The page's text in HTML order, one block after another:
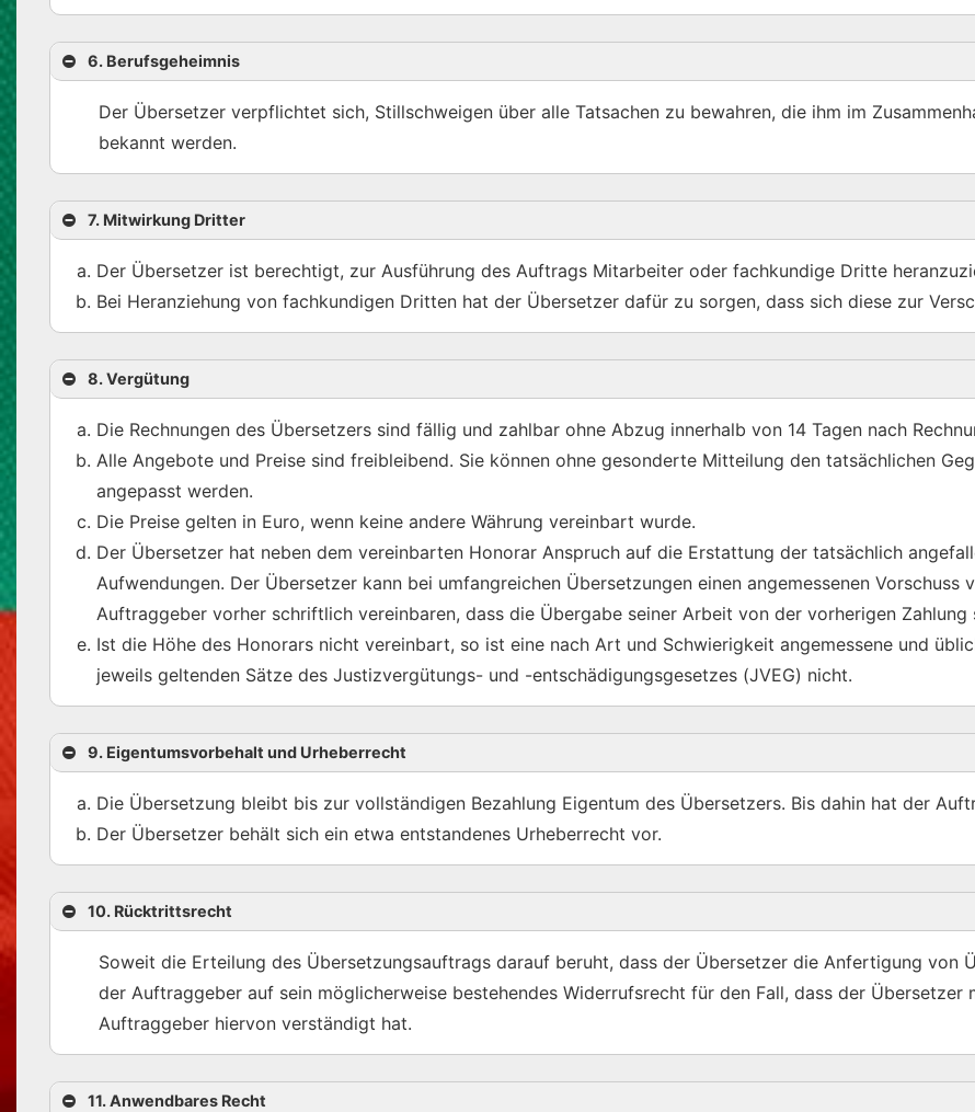
6. Berufsgeheimnis
Der Übersetzer verpflichtet sich, Stillschweigen über alle Tatsachen zu bewahren, die ihm im
bekannt werden.
7. Mitwirkung Dritter
Der Übersetzer ist berechtigt, zur Ausführung des Auftrags Mitarbeiter oder fachkundige Dritte
Bei Heranziehung von fachkundigen Dritten hat der Übersetzer dafür zu sorgen, dass sich diese zur
8. Vergütung
Die Rechnungen des Übersetzers sind fällig und zahlbar ohne Abzug innerhalb von 14 Tagen nach
Alle Angebote und Preise sind freibleibend. Sie können ohne gesonderte Mitteilung den tatsächlichen
angepasst werden.
Die Preise gelten in Euro, wenn keine andere Währung vereinbart wurde.
Der Übersetzer hat neben dem vereinbarten Honorar Anspruch auf die Erstattung der tatsächlich
Aufwendungen. Der Übersetzer kann bei umfangreichen Übersetzungen einen angemessenen Vorschuss
Auftraggeber vorher schriftlich vereinbaren, dass die Übergabe seiner Arbeit von der vorherigen
Ist die Höhe des Honorars nicht vereinbart, so ist eine nach Art und Schwierigkeit angemessene und
jeweils geltenden Sätze des Justizvergütungs- und -entschädigungsgesetzes (JVEG) nicht.
9. Eigentumsvorbehalt und Urheberrecht
Die Übersetzung bleibt bis zur vollständigen Bezahlung Eigentum des Übersetzers. Bis dahin hat der
Der Übersetzer behält sich ein etwa entstandenes Urheberrecht vor.
10. Rücktrittsrecht
Soweit die Erteilung des Übersetzungsauftrags darauf beruht, dass der Übersetzer die Anfertigung von
der Auftraggeber auf sein möglicherweise bestehendes Widerrufsrecht für den Fall, dass der
Auftraggeber hiervon verständigt hat.
11. Anwendbares Recht